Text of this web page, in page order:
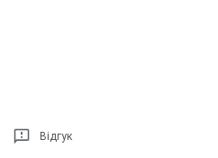
Відгук